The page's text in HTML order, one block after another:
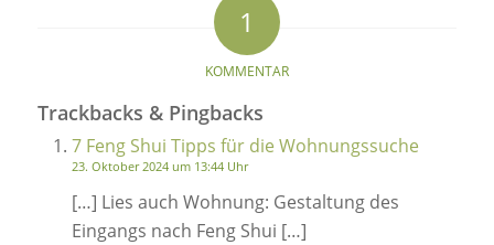
1
KOMMENTAR
Trackbacks & Pingbacks
7 Feng Shui Tipps für die Wohnungssuche
23. Oktober 2024 um 13:44 Uhr
[…] Lies auch Wohnung: Gestaltung des
Eingangs nach Feng Shui […]